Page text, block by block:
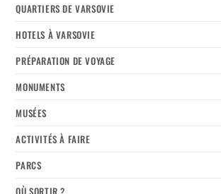
QUARTIERS DE VARSOVIE
HOTELS À VARSOVIE
PRÉPARATION DE VOYAGE
MONUMENTS
MUSÉES
ACTIVITÉS À FAIRE
PARCS
OÙ SORTIR ?